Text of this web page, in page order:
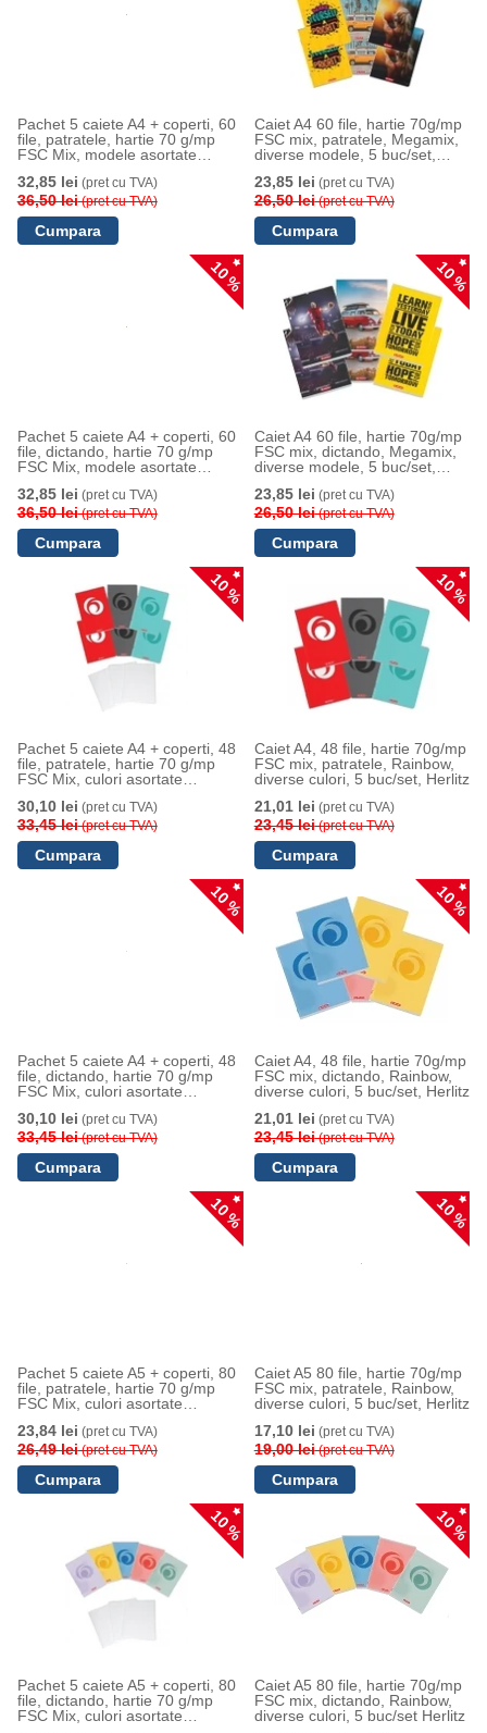
Pachet 5 caiete A4 + coperti, 60
file, patratele, hartie 70 g/mp
FSC Mix, modele asortate
32,85 lei (pret cu TVA)
36,50 lei(pret cu TVA)
Caiet A4 60 file, hartie 70g/mp
FSC mix, patratele, Megamix,
diverse modele, 5 buc/set,
23,85 lei (pret cu TVA)
26,50 lei(pret cu TVA)
10 %
Pachet 5 caiete A4 + coperti, 60
file, dictando, hartie 70 g/mp
FSC Mix, modele asortate
32,85 lei (pret cu TVA)
36,50 lei(pret cu TVA)
10 %
Caiet A4 60 file, hartie 70g/mp
FSC mix, dictando, Megamix,
diverse modele, 5 buc/set,
23,85 lei (pret cu TVA)
26,50 lei(pret cu TVA)
10 %
Pachet 5 caiete A4 + coperti, 48
file, patratele, hartie 70 g/mp
FSC Mix, culori asortate
30,10 lei (pret cu TVA)
33,45 lei(pret cu TVA)
10 %
Caiet A4, 48 file, hartie 70g/mp
FSC mix, patratele, Rainbow,
diverse culori, 5 buc/set, Herlitz
21,01 lei (pret cu TVA)
23,45 lei(pret cu TVA)
10 %
Pachet 5 caiete A4 + coperti, 48
file, dictando, hartie 70 g/mp
FSC Mix, culori asortate
30,10 lei (pret cu TVA)
33,45 lei(pret cu TVA)
10 %
Caiet A4, 48 file, hartie 70g/mp
FSC mix, dictando, Rainbow,
diverse culori, 5 buc/set, Herlitz
21,01 lei (pret cu TVA)
23,45 lei(pret cu TVA)
10 %
Pachet 5 caiete A5 + coperti, 80
file, patratele, hartie 70 g/mp
FSC Mix, culori asortate
23,84 lei (pret cu TVA)
26,49 lei(pret cu TVA)
10 %
Caiet A5 80 file, hartie 70g/mp
FSC mix, patratele, Rainbow,
diverse culori, 5 buc/set, Herlitz
17,10 lei (pret cu TVA)
19,00 lei(pret cu TVA)
10 %
Pachet 5 caiete A5 + coperti, 80
file, dictando, hartie 70 g/mp
FSC Mix, culori asortate
10 %
Caiet A5 80 file, hartie 70g/mp
FSC mix, dictando, Rainbow,
diverse culori, 5 buc/set Herlitz